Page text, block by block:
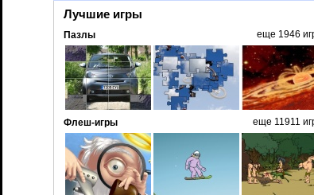
Лучшие игры
Пазлы еще 1946
Флеш-игры еще 11911